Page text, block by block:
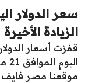
سعر الدولار
الزيادة الأخيرة
قفزت أسعار
موقعنا مصر فايف